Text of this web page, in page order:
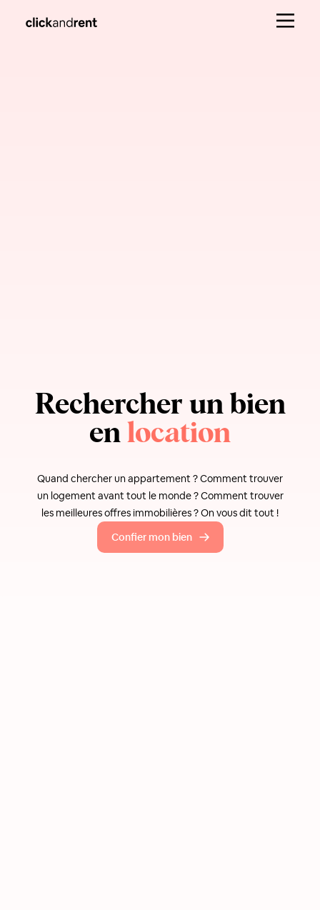
Rechercher un bien
en location
Quand chercher un appartement ? Comment trouver
un logement avant tout le monde ? Comment trouver
les meilleures offres immobilières ? On vous dit tout !
Confier mon bien